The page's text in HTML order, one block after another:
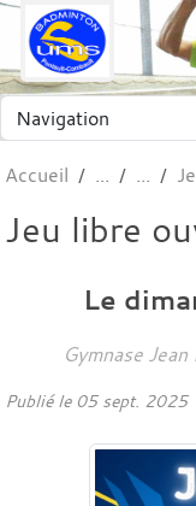
Accueil
Jeu libre
Le
Gymnase
Publié le 05 sept. 2025
Panneau de gestion